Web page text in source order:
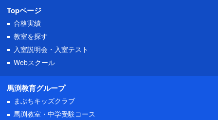
Topページ
合格実績
教室を探す
入室説明会・入室テスト
Webスクール
馬渕教育グループ
まぶちキッズクラブ
馬渕教室・中学受験コース